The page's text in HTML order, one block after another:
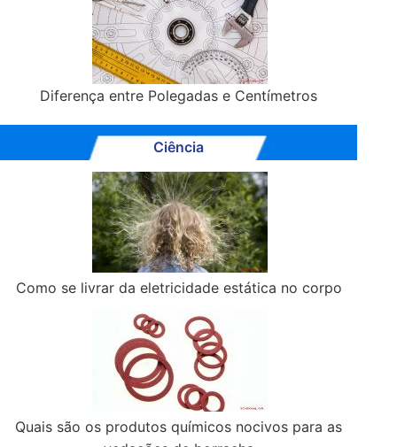
Diferença entre Polegadas e Centímetros
Ciência
Como se livrar da eletricidade estática no corpo
Quais são os produtos químicos nocivos para as